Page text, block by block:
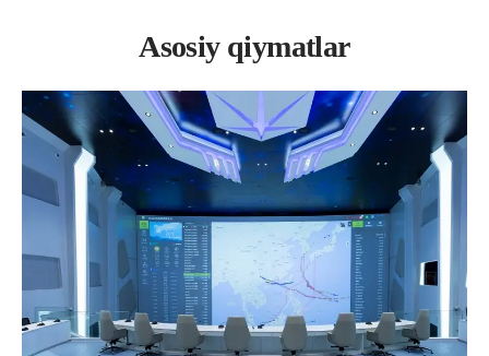
Asosiy qiymatlar